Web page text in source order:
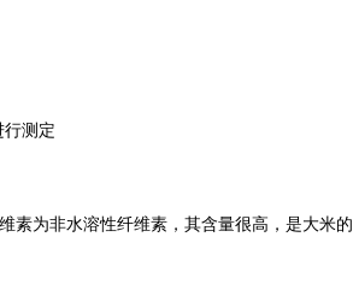
行测定
素为非水溶性纤维素，其含量很高，是大米的